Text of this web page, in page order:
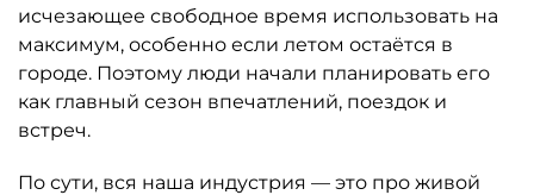
исчезающее свободное время использовать на
максимум, особенно если летом остаётся в
городе. Поэтому люди начали планировать его
как главный сезон впечатлений, поездок и
встреч.
По сути, вся наша индустрия — это про живой